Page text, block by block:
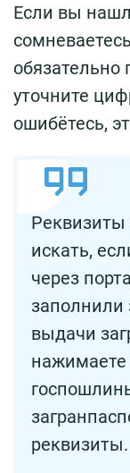
Если вы
уточните
ошибётесь,
Реквизиты
искать,
через
заполнили
выдачи
нажимаете
реквизиты.